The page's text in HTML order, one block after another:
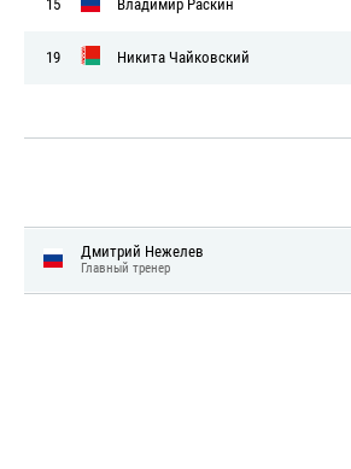
15 Владимир Раскин
19 Никита Чайковский
Дмитрий Нежелев
Главный тренер